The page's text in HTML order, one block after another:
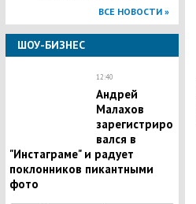
ВСЕ НОВОСТИ »
ШОУ-БИЗНЕС
12:40
Андрей
Малахов
зарегистриро
вался в
"Инстаграме" и радует
поклонников пикантными
фото